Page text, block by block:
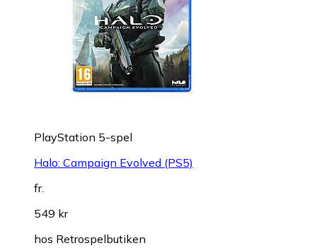
PlayStation 5-spel
Halo: Campaign Evolved (PS5)
fr.
549 kr
hos Retrospelbutiken